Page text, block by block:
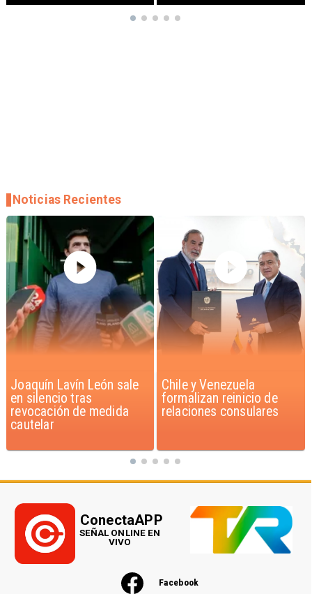
Chile y Venezuela
formalizan reinicio de
relaciones consulares
Feriantes rechazan
dichos de Camila Flores
sobre Fabiola Campillai
Noticias Recientes
Facebook
ConectaAPP
SEÑAL ONLINE EN
VIVO